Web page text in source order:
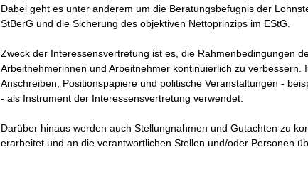
Dabei geht es unter anderem um die Beratungsbefugnis der
StBerG und die Sicherung des objektiven Nettoprinzips im EStG.
Zweck der Interessensvertretung ist es, die Rahmenbedingungen
Arbeitnehmerinnen und Arbeitnehmer kontinuierlich zu verbessern.
Anschreiben, Positionspapiere und politische Veranstaltungen -
- als Instrument der Interessensvertretung verwendet.
Darüber hinaus werden auch Stellungnahmen und Gutachten zu
erarbeitet und an die verantwortlichen Stellen und/oder Personen